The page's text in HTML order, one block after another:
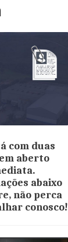
com duas
aberto
abaixo
não perca
conosco!